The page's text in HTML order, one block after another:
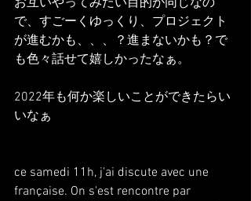
お互いやってみたい目的が同じなの
で、すごーくゆっくり、プロジェクト
が進むかも、、、？進まないかも？で
も色々話せて嬉しかったなぁ。
2022年も何か楽しいことができたらい
いなぁ
ce samedi 11h, j'ai discute avec une
française. On s'est rencontre par